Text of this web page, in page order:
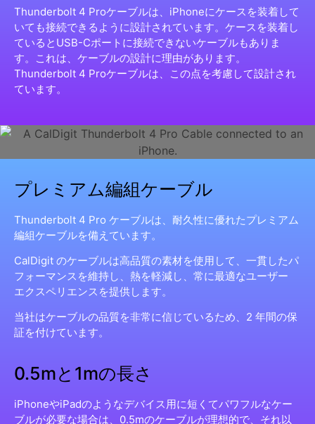
Thunderbolt 4 Proケーブルは、iPhoneにケースを装着して
いても接続できるように設計されています。ケースを装着し
ているとUSB-Cポートに接続できないケーブルもありま
す。これは、ケーブルの設計に理由があります。
Thunderbolt 4 Proケーブルは、この点を考慮して設計され
ています。
プレミアム編組ケーブル
Thunderbolt 4 Pro ケーブルは、耐久性に優れたプレミアム
編組ケーブルを備えています。
CalDigit のケーブルは高品質の素材を使用して、一貫したパ
フォーマンスを維持し、熱を軽減し、常に最適なユーザー
エクスペリエンスを提供します。
当社はケーブルの品質を非常に信じているため、2 年間の保
証を付けています。
0.5mと1mの長さ
iPhoneやiPadのようなデバイス用に短くてパワフルなケー
ブルが必要な場合は、0.5mのケーブルが理想的で、それ以